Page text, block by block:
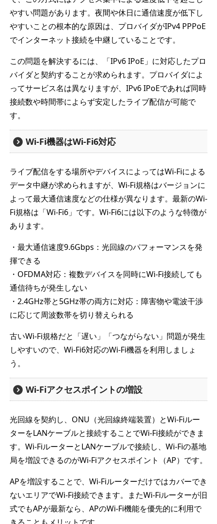
やすい問題があります。夜間や休日に通信速度が低下し
やすいことの根本的な原因は、プロバイダがIPv4 PPPoE
でインターネット接続を中継していることです。
この問題を解決するには、「IPv6 IPoE」に対応したプロ
バイダと契約することが求められます。プロバイダによ
ってサービス名は異なりますが、IPv6 IPoEであれば同時
接続数や時間帯によらず安定したライブ配信が可能で
す。
Wi-Fi機器はWi-Fi6対応
ライブ配信をする場所やデバイスによってはWi-Fiによる
データ中継が求められますが、Wi-Fi規格はバージョンに
よって最大通信速度などの仕様が異なります。最新のWi-
Fi規格は「Wi-Fi6」です。Wi-Fi6には以下のような特徴が
あります。
・最大通信速度9.6Gbps：光回線のパフォーマンスを発
揮できる
・OFDMA対応：複数デバイスを同時にWi-Fi接続しても
通信待ちが発生しない
・2.4GHz帯と5GHz帯の両方に対応：障害物や電波干渉
に応じて周波数帯を切り替えられる
古いWi-Fi規格だと「遅い」「つながらない」問題が発生
しやすいので、Wi-Fi6対応のWi-Fi機器を利用しましょ
う。
Wi-Fiアクセスポイントの増設
光回線を契約し、ONU（光回線終端装置）とWi-Fiルー
ターをLANケーブルと接続することでWi-Fi接続ができま
す。Wi-FiルーターとLANケーブルで接続し、Wi-Fiの基地
局を増設できるのがWi-Fiアクセスポイント（AP）です。
APを増設することで、Wi-Fiルーターだけではカバーでき
ないエリアでWi-Fi接続できます。またWi-Fiルーターが旧
式でもAPが最新なら、APのWi-Fi機能を優先的に利用で